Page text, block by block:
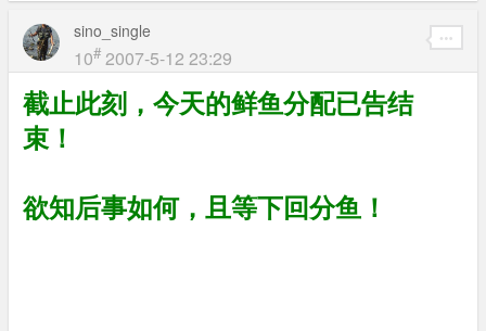
sino_single
10# 2007-5-12 23:29
截止此刻，今天的鲜鱼分配已告结
束！
欲知后事如何，且等下回分鱼！